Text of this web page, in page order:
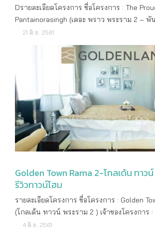
เสร็จ : พร้อมเข้าอยู่ จุดเด่นโครงการ : บ้านเดี่ยว
ความหมายดีๆ ให้ชีวิต อิสระแห่งการพักอาศัย
ความเป็นคุณ ขยายพื้นที่เทรนดี้ให้กว้างขวางขึ้
พื้นที่การใช้งานอย่างต่อเนื่อง เทรนดี้กับมุมส่ว
นิยามความเทรนดี้ ให้คุณเลือกดีไซน์หน้าบ้านได้
สดชื่น และผ่อนคลายสไตล์ Modern Tropical
สดชื่นไปกับหมู่พรรณไม้เขตร้อนหลากหลายชนิ
สาธารณะใกล้เคียง : ถนนพระราม 2 , ถนนวง
ฝั่งใต้ , ทางด่วนขั้นที่ 1 สถานที่ใกล้เคียง : The
, Health Land พระราม 2 , ตลาดรวยยิ่งรวย , ร
,วัดท่าข้าม, สำนักงานที่ดินบางขุนเทียน
Dรายละเอียดโครงการ ชื่อโครงการ : The
Pantainorasingh (เดอะ พราว พระราม 2 –
เจ้าของโครงการ : บริษัท ดี-แลนด์ กรุ๊ป จำกัด
: ซอยวัดพันท้ายนรสิงห์ ถนนพระราม 2 ต.พันท้า
สมุทรสาคร จ.สมุทรสาคร พื้นที่โครงการ : 31 ไ
โครงการ : บ้านเดี่ยว 2 ชั้น จำนวนบ้าน : 110 ยูนิต ขนาดบ้าน
แบบบ้าน ZOEY [Type A]บ้านเดี่ยว 4 ห้องนอน
อเนกประสงค์ 3 ที่จอดรถในร่ม และห้องครัว
ใช้สอย 182 ตร.ม ขนาดที่ดินเริ่มต้น 60 ตร.ว. -
[Type B] บ้านเดี่ยว 3 ห้องนอน 3 ห้องน้ำ 1 ห้อ
ที่จอดรถในร่ม และห้องครัวขนาดใหญ่ พื้นที่ใช้
ขนาดที่ดินเริ่มต้น 50.4 ตร.ว. - แบบบ้าน VIDA
เดี่ยว 2 ชั้น 3 ห้องนอน 1 ห้องอเนกประสงค์ 2
บ้าน AMONI [Type C] บ้านเดี่ยว 2 ชั้น 3 ห้อง
อเนกประสงค์ 2 ห้องน้ำ2 ที่จอดรถ ขนาดพื้นที่ใ
ขนาดที่ดินเริ่มต้น 50 ตร.ว. สิ่งอำนวยความสะดวกส่วนกลาง :
- ฟิตเนส - สระว่ายน้ำ - สนามเด็กเล่น ราคา : เริ่มต้น 4,500,000
บาท ค่าส่วนกลาง : 35 บาท/ตร.ม. ปีที่สร้างเสร็
21 มิ.ย. 2561
Golden Town Rama 2-โกลเด้น ทาวน์
รีวิวทาวน์โฮม
รายละเอียดโครงการ ชื่อโครงการ : Golden
(โกลเด้น ทาวน์ พระราม 2 ) เจ้าของโครงการ
แผ่นดินทอง พร็อพเพอร์ตี้ ดีเวลลอปเม้นท์ จำกั
4 มิ.ย. 2561